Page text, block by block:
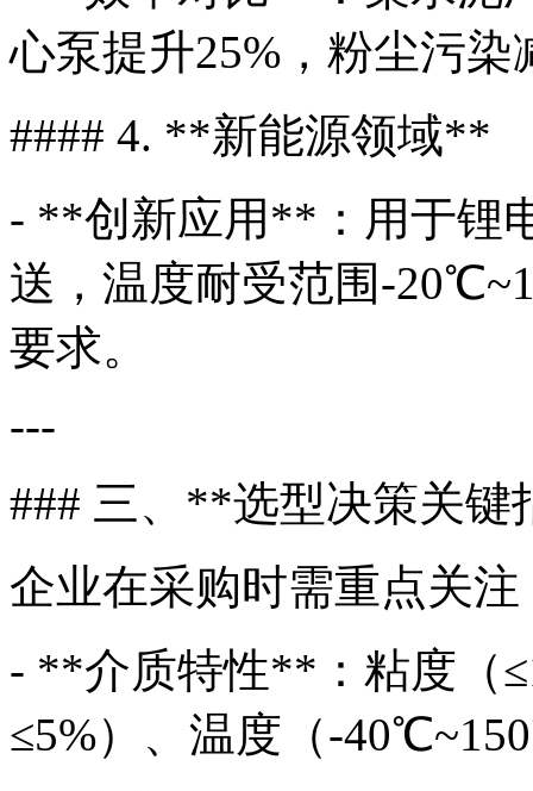
心泵提升25%，粉尘污染
#### 4. **新能源领域**
- **创新应用**：用于锂
送，温度耐受范围-
要求。
---
### 三、**选型决策关键
企业在采购时需重点关注
- **介质特性**：粘度（
≤5%）、温度（-